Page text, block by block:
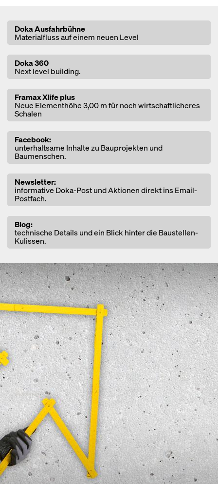
OpenDoka Ausfahrbühne
Materialfluss auf einem neuen Level
OpenDoka 360
Next level building.
OpenFramax Xlife plus
Neue Elementhöhe 3,00 m für noch wirtschaftlicheres
Schalen
OpenFacebook:
unterhaltsame Inhalte zu Bauprojekten und
Baumenschen.
OpenNewsletter:
informative Doka-Post und Aktionen direkt ins Email-
Postfach.
Open
Blog:
technische Details und ein Blick hinter die Baustellen-
Kulissen.